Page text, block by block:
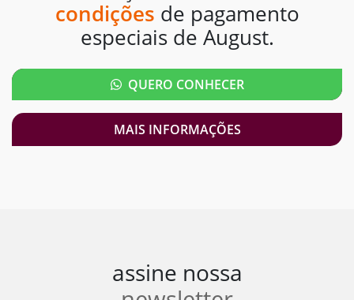
condições de pagamento
especiais de August.
QUERO CONHECER
MAIS INFORMAÇÕES
assine nossa